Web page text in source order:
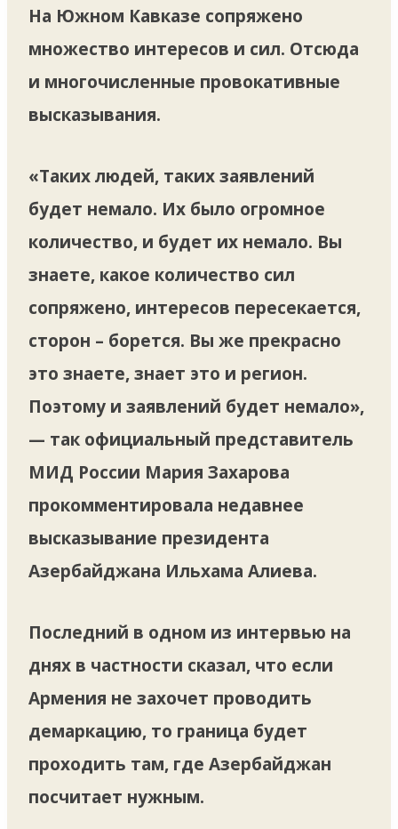
На Южном Кавказе сопряжено
множество интересов и сил. Отсюда
и многочисленные провокативные
высказывания.
«Таких людей, таких заявлений
будет немало. Их было огромное
количество, и будет их немало. Вы
знаете, какое количество сил
сопряжено, интересов пересекается,
сторон – борется. Вы же прекрасно
это знаете, знает это и регион.
Поэтому и заявлений будет немало»,
— так официальный представитель
МИД России Мария Захарова
прокомментировала недавнее
высказывание президента
Азербайджана Ильхама Алиева.
Последний в одном из интервью на
днях в частности сказал, что если
Армения не захочет проводить
демаркацию, то граница будет
проходить там, где Азербайджан
посчитает нужным.